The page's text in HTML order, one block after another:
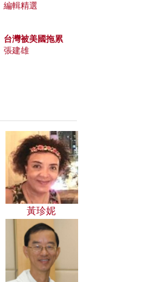
編輯精選
台灣被美國拖累
張建雄
黃珍妮